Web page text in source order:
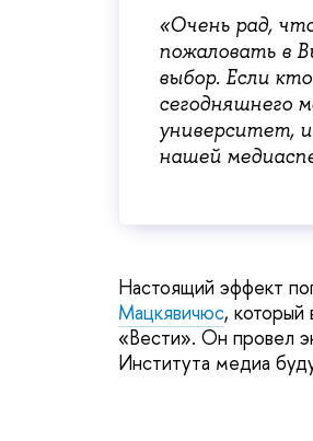
«Очень рад,
пожаловать в
выбор. Если
сегодняшнего
университет,
нашей
Настоящий эффект
Мацкявичюс, который
«Вести». Он провел
Института медиа